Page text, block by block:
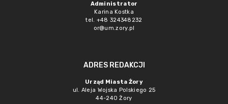
Administrator
Karina Kostka
tel. +48 324348232
or@um.zory.pl
ADRES REDAKCJI
Urząd Miasta Żory
ul. Aleja Wojska Polskiego 25
44-240 Żory